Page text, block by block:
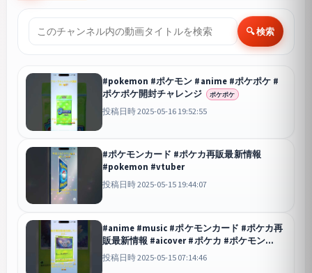
🔍 検索
#pokemon #ポケモン #anime #ポケポケ #
ポケポケ開封チャレンジ
ポケポケ
投稿日時 2025-05-16 19:52:55
#ポケモンカード #ポケカ再販最新情報
#pokemon #vtuber
投稿日時 2025-05-15 19:44:07
#anime #music #ポケモンカード #ポケカ再
販最新情報 #aicover #ポケカ #ポケモン
#pokemon
投稿日時 2025-05-15 07:14:46